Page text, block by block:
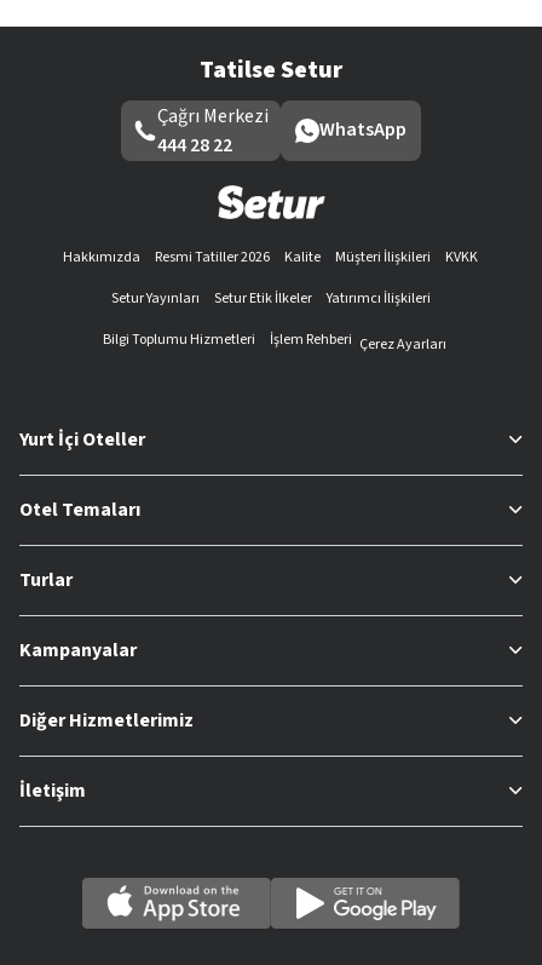
Tatilse Setur
Çağrı Merkezi
444 28 22
WhatsApp
Hakkımızda Resmi Tatiller 2026 Kalite Müşteri İlişkileri
KVKK
Setur Yayınları
Setur Etik İlkeler
Yatırımcı İlişkileri
Bilgi Toplumu Hizmetleri
İşlem Rehberi Çerez Ayarları
Yurt İçi Oteller
Otel Temaları
Turlar
Kampanyalar
Diğer Hizmetlerimiz
İletişim